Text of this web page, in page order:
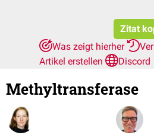
Zitat
Was zeigt hierher
Artikel erstellen
Discord
Methyltransferase